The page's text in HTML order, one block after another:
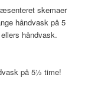
skemaer
håndvask på 5
håndvask.
på 5½ time!